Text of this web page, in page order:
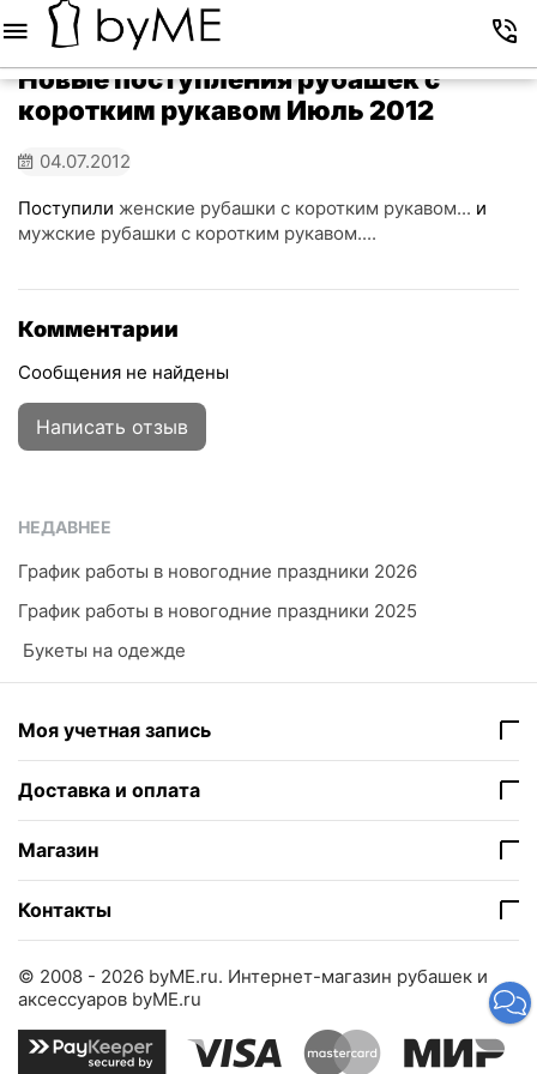
Новые поступления рубашек с
коротким рукавом Июль 2012
04.07.2012
Поступили женские рубашки с коротким рукавом... и
мужские рубашки с коротким рукавом....
Комментарии
Сообщения не найдены
Написать отзыв
НЕДАВНЕЕ
График работы в новогодние праздники 2026
График работы в новогодние праздники 2025
​ Букеты на одежде
Моя учетная запись
Доставка и оплата
Магазин
Контакты
© 2008 - 2026 byME.ru. Интернет-магазин рубашек и
аксессуаров byME.ru
Меню Корзина Контакты